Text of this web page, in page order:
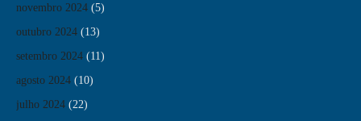
novembro 2024 (5)
outubro 2024 (13)
setembro 2024 (11)
agosto 2024 (10)
julho 2024 (22)